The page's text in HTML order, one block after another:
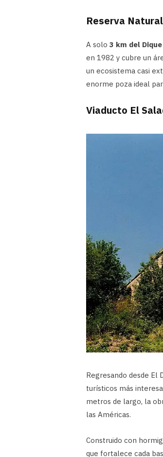
Reserva
A solo 3 km del
en 1982 y cubre un
un ecosistema casi
enorme poza ideal
Viaducto El
Regresando desde El
turísticos más
metros de largo, la
las Américas.
Construido con
que fortalece cada